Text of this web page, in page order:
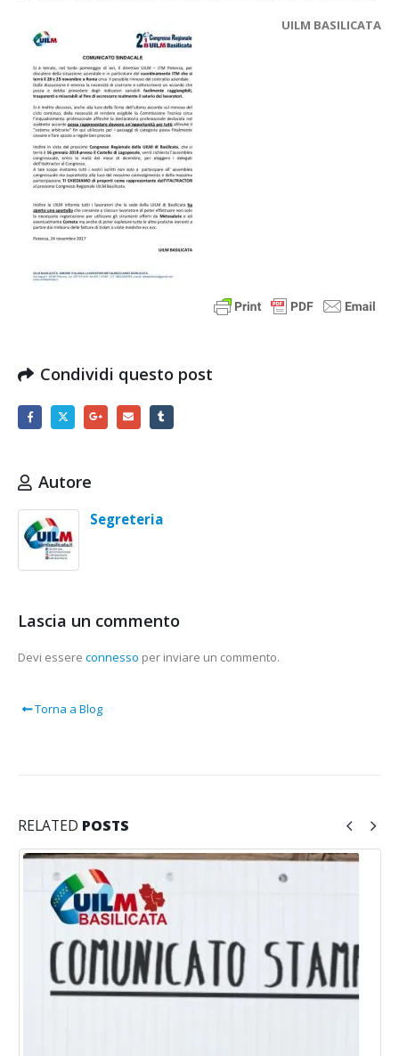
UILM BASILICATA
Condividi questo post
Autore
Segreteria
Lascia un commento
Devi essere connesso per inviare un commento.
Torna a Blog
RELATED POSTS